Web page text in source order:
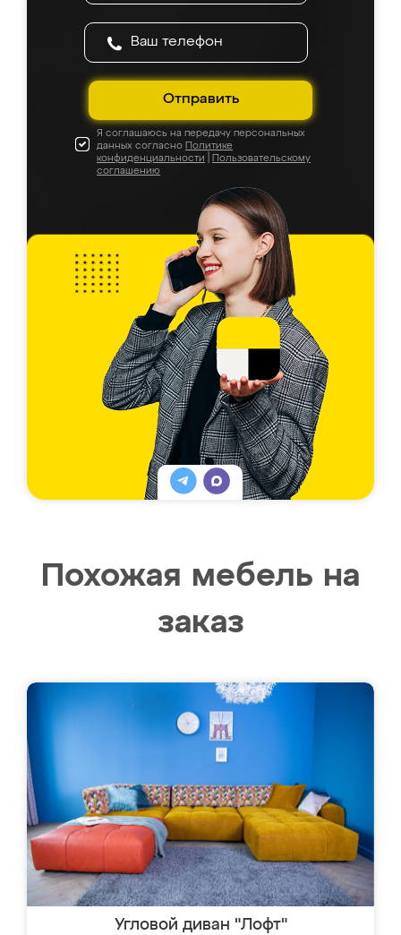
Отправить
Я соглашаюсь на передачу персональных
данных согласно Политике
конфиденциальности
Пользовательскому
соглашению
Похожая мебель на
заказ
Угловой диван "Лофт"